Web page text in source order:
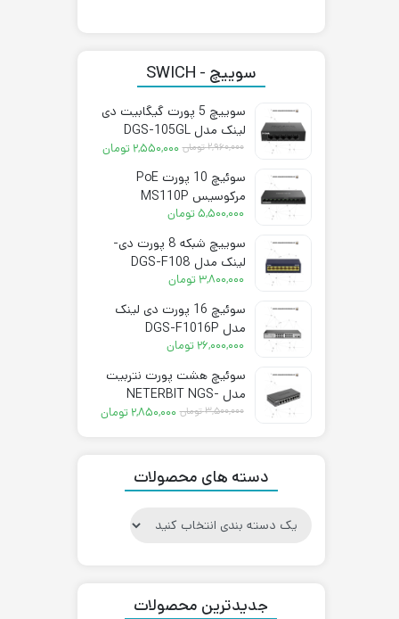
سوییچ - SWICH
سوییچ 5 پورت گیگابیت دی
لینک مدل DGS-105GL
۲,۹۶۰,۰۰۰تومان
قیمت
۲,۹۶۰,۰۰۰ تومان
بود.
۲,۵۵۰,۰۰۰ تومان
قیمت
۲,۵۵۰,۰۰۰ تومان.
سوئیچ 10 پورت PoE
مرکوسیس MS110P
۵,۵۰۰,۰۰۰تومان
سوییچ شبکه 8 پورت دی-
لینک مدل DGS-F108
۳,۸۰۰,۰۰۰ تومان
سوئیچ 16 پورت دی لینک
مدل DGS-F1016P
۲۶,۰۰۰,۰۰۰ تومان
سوئیچ هشت پورت نتربیت
مدل NETERBIT NGS-
1008E-A
۳,۵۰۰,۰۰۰تومان
قیمت
بود.
۲,۸۵۰,۰۰۰ تومان
قیمت
دسته های محصولات
جدیدترین محصولات